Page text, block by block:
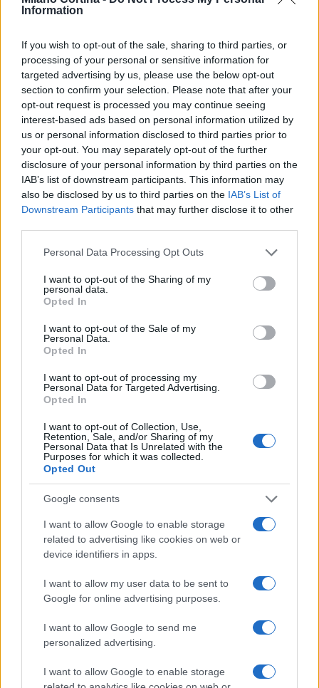
Information
If you wish to opt-out of the sale, sharing to third parties, or
processing of your personal or sensitive information for
targeted advertising by us, please use the below opt-out
section to confirm your selection. Please note that after your
opt-out request is processed you may continue seeing
interest-based ads based on personal information utilized by
us or personal information disclosed to third parties prior to
your opt-out. You may separately opt-out of the further
disclosure of your personal information by third parties on the
IAB’s list of downstream participants. This information may
also be disclosed by us to third parties on the IAB’s List of
Downstream Participants that may further disclose it to other
Please note that this website/app uses one or more Google
not limited to your visit or usage behaviour. You may click to
grant or deny consent to Google and its third-party tags to
use your data for below specified purposes in below Google
consent section.
Personal Data Processing Opt Outs
I want to opt-out of the Sharing of my
personal data.
Opted In
I want to opt-out of the Sale of my
Personal Data.
Opted In
I want to opt-out of processing my
Personal Data for Targeted Advertising.
Opted In
I want to opt-out of Collection, Use,
Retention, Sale, and/or Sharing of my
Personal Data that Is Unrelated with the
Purposes for which it was collected.
Opted Out
Google consents
I want to allow Google to enable storage
related to advertising like cookies on web or
device identifiers in apps.
I want to allow my user data to be sent to
Google for online advertising purposes.
I want to allow Google to send me
personalized advertising.
I want to allow Google to enable storage
Marco Tessari
specializzato in sport invernali e montagna,
segue da anni Coppa del Mondo di sci,
Olimpiadi invernali e alpinismo; racconta gare,
atleti e cultura della montagna con
competenza tecnica e passione per le terre
alte.
Continua a leggere
PATTINAGGIO DI FIGURA